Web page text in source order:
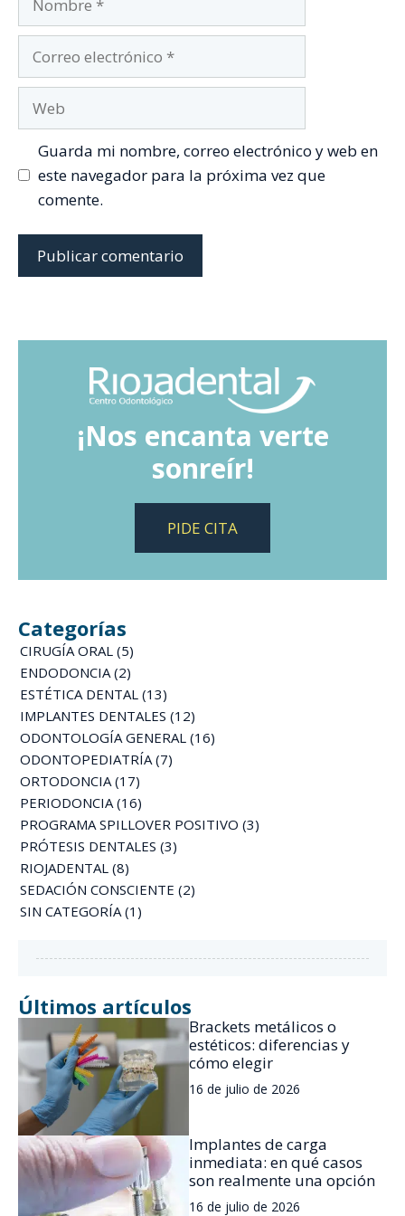
Guarda mi nombre, correo electrónico y web en
este navegador para la próxima vez que
comente.
¡Nos encanta verte
sonreír!
PIDE CITA
Categorías
CIRUGÍA ORAL(5)
ENDODONCIA(2)
ESTÉTICA DENTAL(13)
IMPLANTES DENTALES (12)
ODONTOLOGÍA GENERAL(16)
ODONTOPEDIATRÍA(7)
ORTODONCIA(17)
PERIODONCIA(16)
PROGRAMA SPILLOVER POSITIVO (3)
PRÓTESIS DENTALES (3)
RIOJADENTAL(8)
SEDACIÓN CONSCIENTE (2)
SIN CATEGORÍA(1)
Últimos artículos
Brackets metálicos o
estéticos: diferencias y
cómo elegir
16 de julio de 2026
Implantes de carga
inmediata: en qué casos
son realmente una opción
16 de julio de 2026